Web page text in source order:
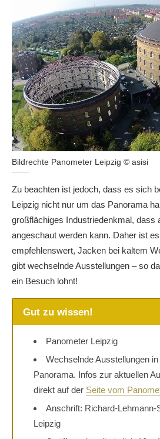
Bildrechte Panometer Leipzig © asisi
Zu beachten ist jedoch, dass es sich
Leipzig nicht nur um das Panorama
großflächiges Industriedenkmal, dass
angeschaut werden kann. Daher ist
empfehlenswert, Jacken bei kaltem
gibt wechselnde Ausstellungen – so
ein Besuch lohnt!
Gut zu wissen!
Panometer Leipzig
Wechselnde Ausstellungen
Panorama. Infos zur aktuellen
direkt auf der Seite vom
Anschrift: Richard-Lehmann-
Leipzig